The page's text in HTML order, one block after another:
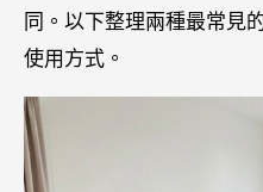
同。以下整理兩種最常見
使用方式。